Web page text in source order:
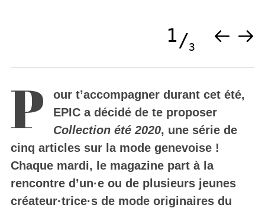
1
3
P
our t’accompagner durant cet été,
EPIC a décidé de te proposer
Collection été 2020, une série de
cinq articles sur la mode genevoise !
Chaque mardi, le magazine part à la
rencontre d’un·e ou de plusieurs jeunes
créateur·trice·s de mode originaires du